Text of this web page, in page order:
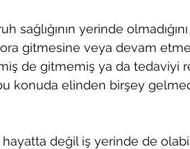
sağlığının yerinde
gitmesine veya devam
de gitmemiş ya da tedaviyi
konuda elinden birşey
değil iş yerinde de